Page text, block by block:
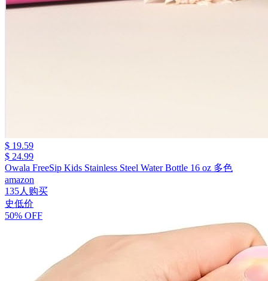
$ 19.59
$ 24.99
Owala FreeSip Kids Stainless Steel Water Bottle 16 oz 多色
amazon
135人购买
史低价
50% OFF